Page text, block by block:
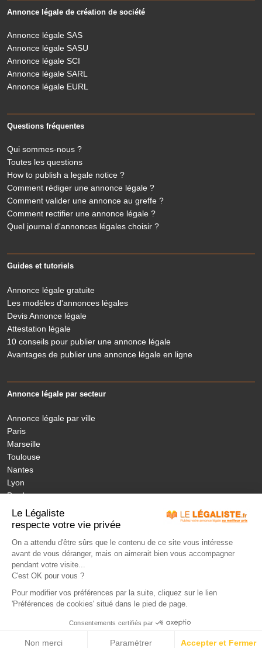
Le Légaliste
respecte votre vie privée
On a attendu d'être sûrs que le contenu de ce site vous intéresse
avant de vous déranger, mais on aimerait bien vous accompagner
pendant votre visite...
C'est OK pour vous ?
Pour modifier vos préférences par la suite, cliquez sur le lien
'Préférences de cookies' situé dans le pied de page.
Consentements certifiés par
Non merci Paramétrer Accepter et Fermer
Annonce légale de création de société
Annonce légale SAS
Annonce légale SASU
Annonce légale SCI
Annonce légale SARL
Annonce légale EURL
Questions fréquentes
Qui sommes-nous ?
Toutes les questions
How to publish a legale notice ?
Comment rédiger une annonce légale ?
Comment valider une annonce au greffe ?
Comment rectifier une annonce légale ?
Quel journal d'annonces légales choisir ?
Guides et tutoriels
Annonce légale gratuite
Les modèles d'annonces légales
Devis Annonce légale
Attestation légale
10 conseils pour publier une annonce légale
Avantages de publier une annonce légale en ligne
Annonce légale par secteur
Annonce légale par ville
Paris
Marseille
Toulouse
Nantes
Lyon
Bordeaux
Nice
Annonces légales nouvelles régions
MON ANNONCE LEGALE LÉGISLATION
ANNONCES PUBLIÉES
JOURNAUX HABILITÉS
CONTACT
LEXIQUE
S’identifier